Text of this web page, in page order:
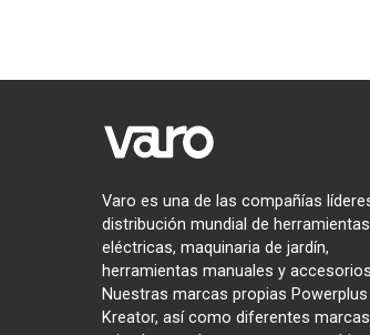
Varo es una de las compañías
distribución mundial de herramientas
eléctricas, maquinaria de jardín,
herramientas manuales y
Nuestras marcas propias Powerplus
Kreator, así como diferentes marcas